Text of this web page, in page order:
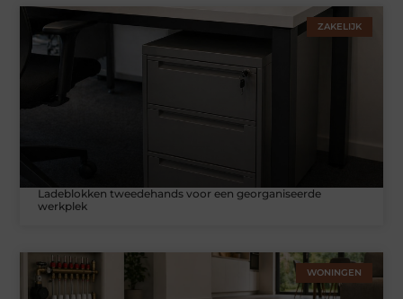
ZAKELIJK
Ladeblokken tweedehands voor een georganiseerde
werkplek
WONINGEN